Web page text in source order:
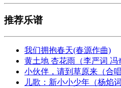
推荐乐谱
我们拥抱春天(春源作曲)
黄土地 杏花雨（李严词 冯
小伙伴，请到草原来（合唱
儿歌：新小小少年（杨焰词